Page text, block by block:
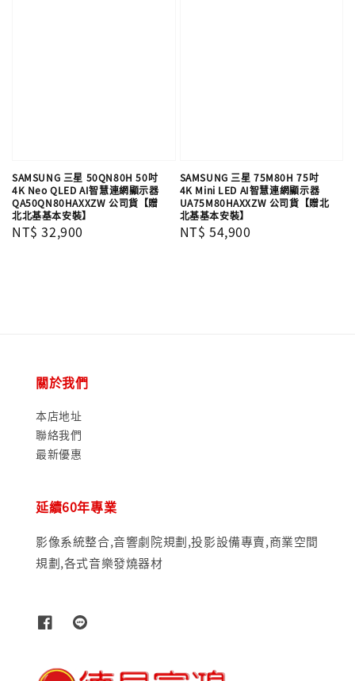
SAMSUNG 三星 50QN80H 50吋
4K Neo QLED AI智慧連網顯示器
QA50QN80HAXXZW 公司貨【贈
北北基基本安裝】
Regular
NT$ 32,900
SAMSUNG 三星 75M80H 75吋
4K Mini LED AI智慧連網顯示器
UA75M80HAXXZW 公司貨【贈北
北基基本安裝】
Regular
NT$ 54,900
關於我們
本店地址
聯絡我們
最新優惠
延續60年專業
影像系統整合,音響劇院規劃,投影設備專賣,商業空間
規劃,各式音樂發燒器材